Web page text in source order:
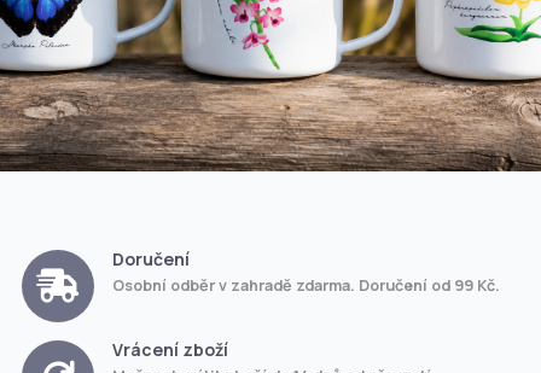
Doručení
Osobní odběr v zahradě zdarma. Doručení od 99 Kč.
Vrácení zboží